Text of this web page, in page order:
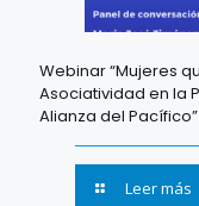
Webinar “Mujeres
Asociatividad en la
Alianza del Pacífico”
Leer más